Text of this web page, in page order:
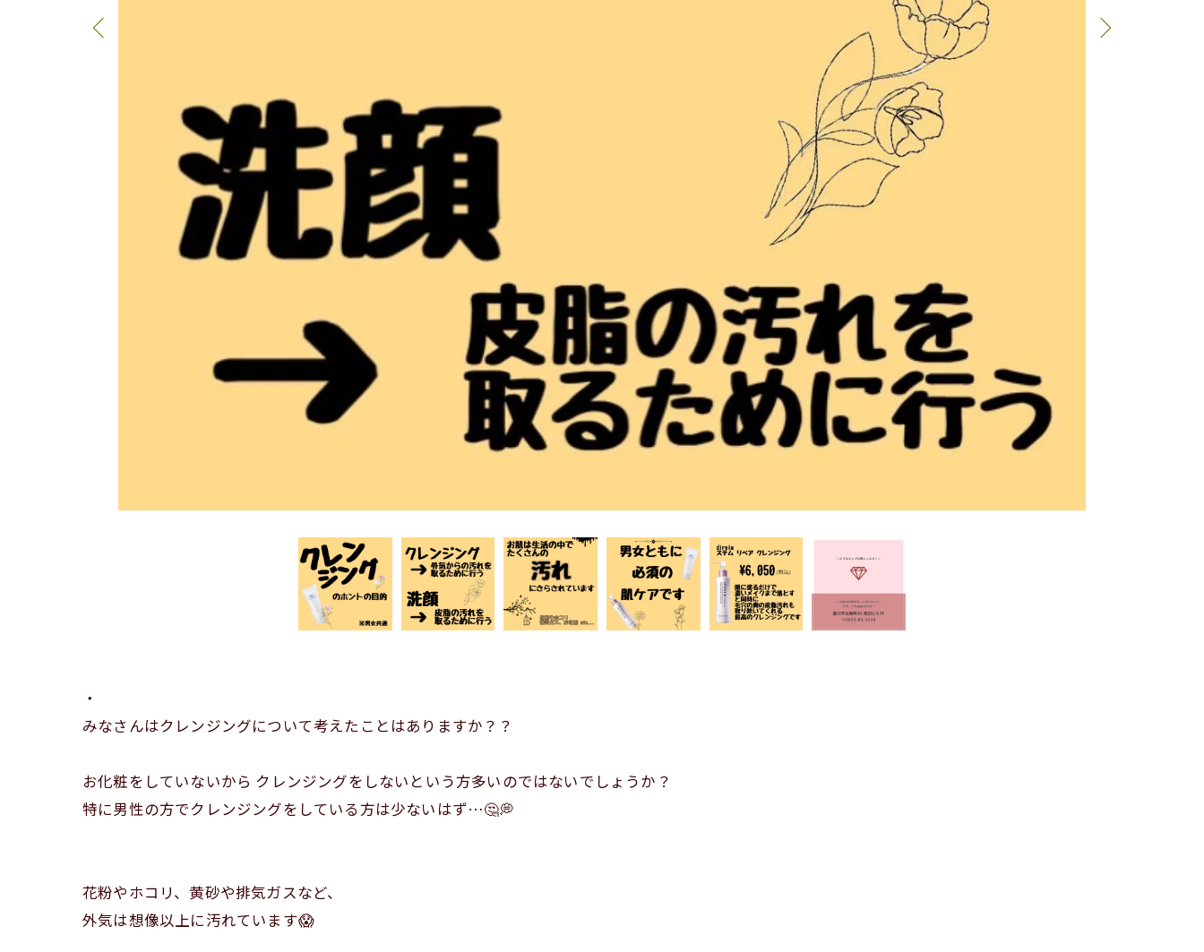
・
みなさんはクレンジングについて考えたことはありますか？？
お化粧をしていないから クレンジングをしないという方多いのではないでしょうか？
特に男性の方でクレンジングをしている方は少ないはず…🤔💭
花粉やホコリ、黄砂や排気ガスなど、
外気は想像以上に汚れています😱